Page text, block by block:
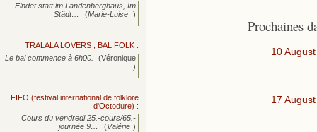
Prochaines
10
17
Findet statt im Landenberghaus, Im
Städt…
(Marie-Luise )
TRALALA LOVERS , BAL FOLK :
Le bal commence à 6h00.
(Véronique
)
FIFO (festival international de folklore
d'Octodure) :
Cours du vendredi 25.-cours/65.-
journée 9… (Valérie )